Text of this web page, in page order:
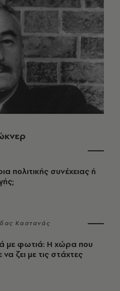
πολιτικής συνέχειας ή
Καστανάς
με φωτιά: Η χώρα που
να ζει με τις στάχτες